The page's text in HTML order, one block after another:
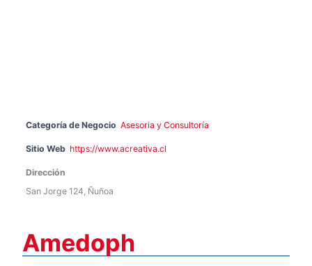
Categoría de Negocio Asesoria y Consultoría
Sitio Web https://www.acreativa.cl
Dirección
San Jorge 124, Ñuñoa
Amedoph